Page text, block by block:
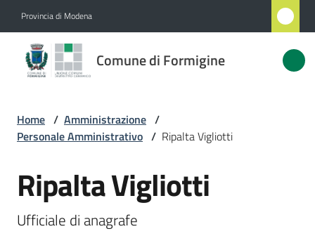
Provincia di Modena
Comune di Formigine
Comune
di
Novità
Servizi
Home / Amministrazione /
Personale Amministrativo / Ripalta Vigliotti
Salta al contenuto
Ripalta Vigliotti
Ufficiale di anagrafe